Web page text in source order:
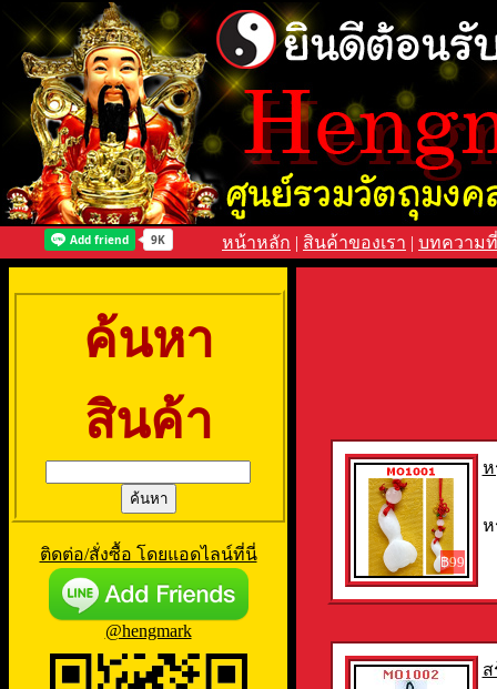
หน้าหลัก | สินค้าของเรา | บทความ
ค้นหา
สินค้า
ติดต่อ/สั่งซื้อ โดยแอดไลน์ที่นี่
@hengmark
฿99
ห
ห